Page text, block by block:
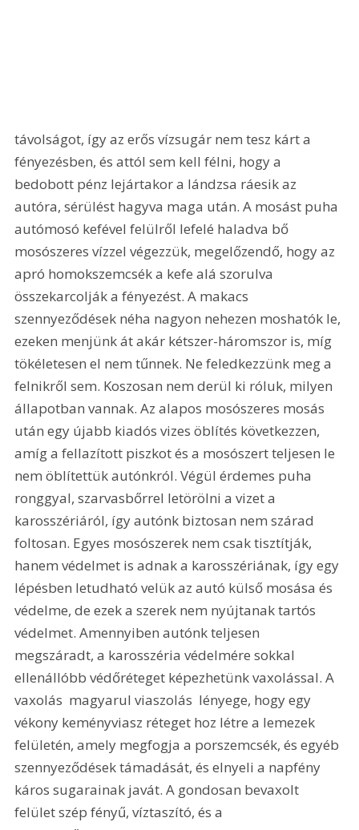
távolságot, így az erős vízsugár nem tesz kárt a
fényezésben, és attól sem kell félni, hogy a
bedobott pénz lejártakor a lándzsa ráesik az
autóra, sérülést hagyva maga után. A mosást puha
autómosó kefével felülről lefelé haladva bő
mosószeres vízzel végezzük, megelőzendő, hogy az
apró homokszemcsék a kefe alá szorulva
összekarcolják a fényezést. A makacs
szennyeződések néha nagyon nehezen moshatók le,
ezeken menjünk át akár kétszer-háromszor is, míg
tökéletesen el nem tűnnek. Ne feledkezzünk meg a
felnikről sem. Koszosan nem derül ki róluk, milyen
állapotban vannak. Az alapos mosószeres mosás
után egy újabb kiadós vizes öblítés következzen,
amíg a fellazított piszkot és a mosószert teljesen le
nem öblítettük autónkról. Végül érdemes puha
ronggyal, szarvasbőrrel letörölni a vizet a
karosszériáról, így autónk biztosan nem szárad
foltosan. Egyes mosószerek nem csak tisztítják,
hanem védelmet is adnak a karosszériának, így egy
lépésben letudható velük az autó külső mosása és
védelme, de ezek a szerek nem nyújtanak tartós
védelmet. Amennyiben autónk teljesen
megszáradt, a karosszéria védelmére sokkal
ellenállóbb védőréteget képezhetünk vaxolással. A
vaxolás  magyarul viaszolás  lényege, hogy egy
vékony keményviasz réteget hoz létre a lemezek
felületén, amely megfogja a porszemcsék, és egyéb
szennyeződések támadását, és elnyeli a napfény
káros sugarainak javát. A gondosan bevaxolt
felület szép fényű, víztaszító, és a